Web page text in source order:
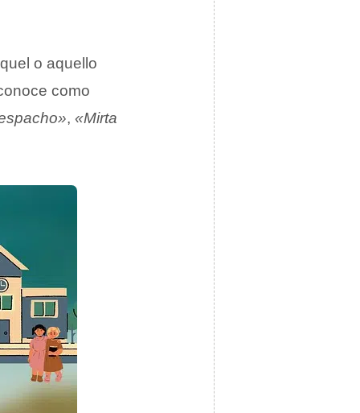
o aquello
como
, «Mirta